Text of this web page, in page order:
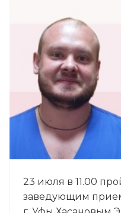
23 июля в 11.00
заведующим